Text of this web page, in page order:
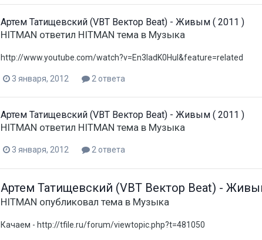
Артем Татищевский (VBT Вектор Beat) - Живым ( 2011 )
HITMAN ответил HITMAN тема в Музыка
http://www.youtube.com/watch?v=En3IadK0HuI&feature=related
3 января, 2012 2 ответа
Артем Татищевский (VBT Вектор Beat) - Живым ( 2011 )
HITMAN ответил HITMAN тема в Музыка
3 января, 2012 2 ответа
Артем Татищевский (VBT Вектор Beat) -
HITMAN опубликовал тема в Музыка
Качаем - http://tfile.ru/forum/viewtopic.php?t=481050